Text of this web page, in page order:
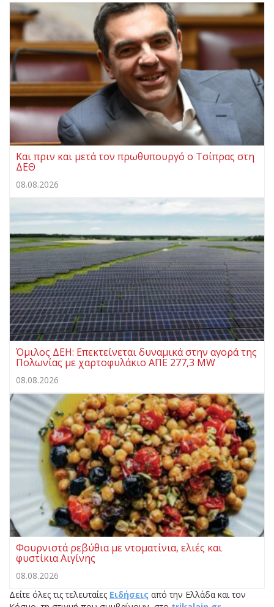
Και πριν και μετά τον πρωθυπουργό ο Τσίπρας στη
ΔΕΘ
08.08.2026
Όμιλος ΔΕΗ: Επεκτείνεται δυναμικά στην αγορά της
Πολωνίας με χαρτοφυλάκιο ΑΠΕ 277,3 MW
08.08.2026
Φουρνιστά ρεβύθια με ντοματίνια, ελιές και
φυστίκια Αιγίνης
08.08.2026
Δείτε όλες τις τελευταίες Ειδήσεις από την Ελλάδα και τον